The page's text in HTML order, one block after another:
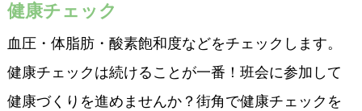
健康チェック
血圧・体脂肪・酸素飽和度などをチェックします。
健康チェックは続けることが一番！班会に参加して
健康づくりを進めませんか？街角で健康チェックを